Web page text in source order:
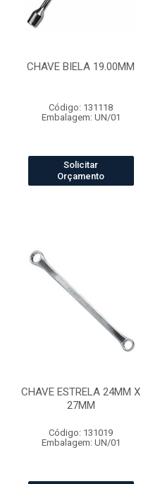
CHAVE BIELA 19.00MM
Código: 131118
Embalagem: UN/01
Solicitar
Orçamento
CHAVE ESTRELA 24MM X
27MM
Código: 131019
Embalagem: UN/01